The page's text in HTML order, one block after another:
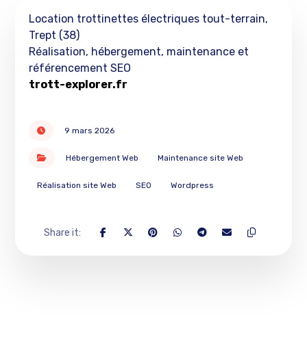
Location trottinettes électriques tout-terrain,
Trept (38)
Réalisation, hébergement, maintenance et
référencement SEO
trott-explorer.fr
9 mars 2026
Hébergement Web Maintenance site Web
Réalisation site Web SEO Wordpress